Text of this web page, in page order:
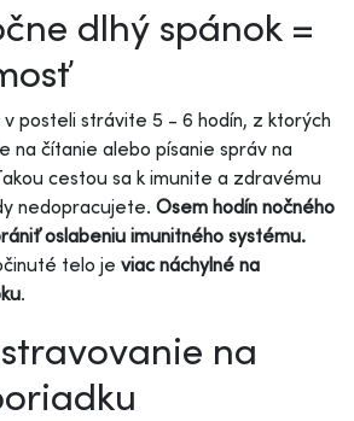
dlhý spánok =
posteli strávite 5 - 6 hodín, z ktorých
na čítanie alebo písanie správ na
cestou sa k imunite a zdravému
nedopracujete. Osem hodín nočného
oslabeniu imunitného systému.
telo je viac náchylné na
.
na